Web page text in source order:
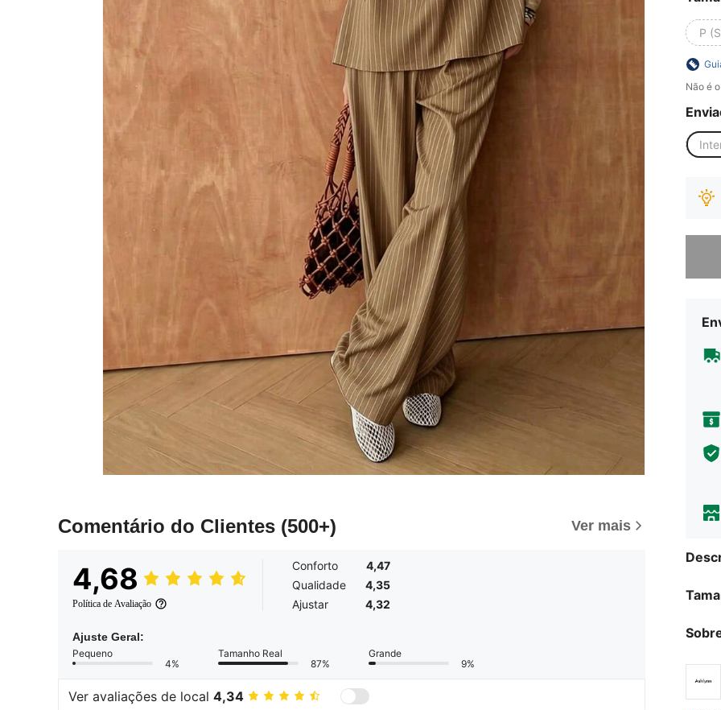
Comentário do Clientes (500+) Ver mais
4,68
Política de Avaliação
Conforto
4,47
Qualidade
4,35
Ajustar
4,32
Ajuste Geral:
Pequeno
4%
Tamanho Real
87%
Grande
9%
Ver avaliações de local 4,34
P
Não é